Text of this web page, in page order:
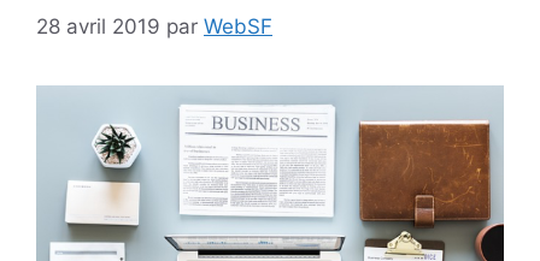
28 avril 2019 par WebSF